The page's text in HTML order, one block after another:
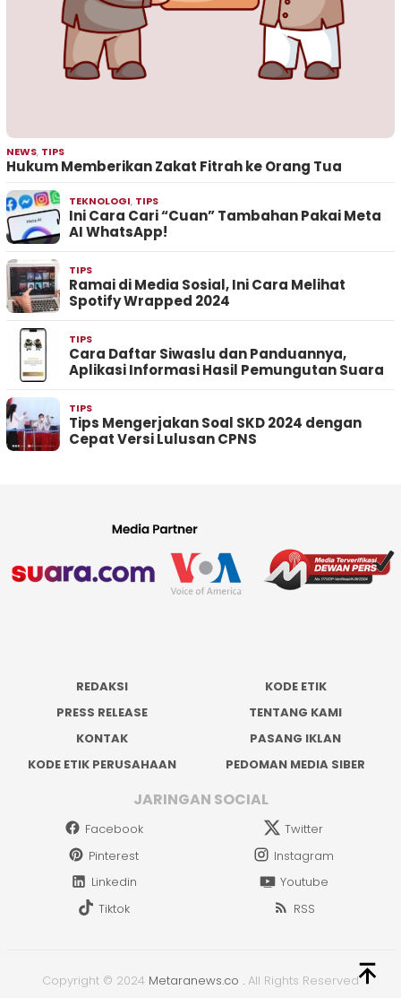
NEWS, TIPS
Hukum Memberikan Zakat Fitrah ke Orang Tua
TEKNOLOGI, TIPS
Ini Cara Cari “Cuan” Tambahan Pakai Meta
AI WhatsApp!
TIPS
Ramai di Media Sosial, Ini Cara Melihat
Spotify Wrapped 2024
TIPS
Cara Daftar Siwaslu dan Panduannya,
Aplikasi Informasi Hasil Pemungutan Suara
TIPS
Tips Mengerjakan Soal SKD 2024 dengan
Cepat Versi Lulusan CPNS
REDAKSI
KODE ETIK
PRESS RELEASE
TENTANG KAMI
KONTAK
PASANG IKLAN
KODE ETIK PERUSAHAAN
PEDOMAN MEDIA SIBER
JARINGAN SOCIAL
Facebook
Twitter
Pinterest
Instagram
Linkedin
Youtube
Tiktok
RSS
Copyright © 2024 Metaranews.co . All Rights Reserved